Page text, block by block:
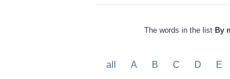
The words in the list By
all A B C D E